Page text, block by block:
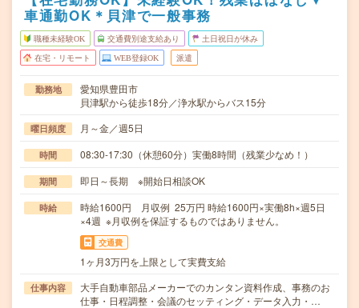
車通勤OK＊貝津で一般事務
職種未経験OK 交通費別途支給あり 土日祝日が休み
在宅・リモート WEB登録OK 派遣
勤務地
愛知県豊田市
貝津駅から徒歩18分／浄水駅からバス15分
曜日頻度 月～金／週5日
時間 08:30-17:30（休憩60分）実働8時間（残業少なめ！）
期間 即日～長期 ※開始日相談OK
時給
時給1600円 月収例 25万円 時給1600円×実働8h×週5日
×4週 ※月収例を保証するものではありません。
交通費
1ヶ月3万円を上限として実費支給
仕事内容
大手自動車部品メーカーでのカンタン資料作成、事務のお
仕事・日程調整・会議のセッティング・データ入力・…